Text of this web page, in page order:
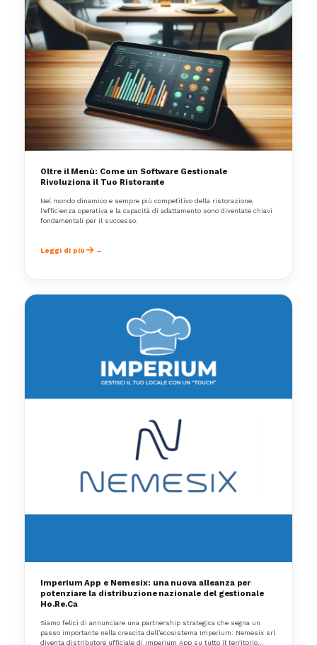
Oltre il Menù: Come un Software Gestionale
Rivoluziona il Tuo Ristorante
Nel mondo dinamico e sempre più competitivo della ristorazione,
l'efficienza operativa e la capacità di adattamento sono diventate chiavi
fondamentali per il successo.
Leggi di più
Imperium App e Nemesix: una nuova alleanza per
potenziare la distribuzione nazionale del gestionale
Ho.Re.Ca
Siamo felici di annunciare una partnership strategica che segna un
passo importante nella crescita dell’ecosistema Imperium: Nemesix srl
diventa distributore ufficiale di Imperium App su tutto il territorio